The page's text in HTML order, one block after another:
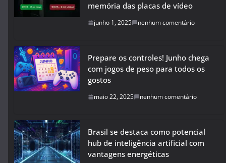
memória das placas de vídeo
junho 1, 2025 nenhum comentário
Prepare os controles! Junho chega
com jogos de peso para todos os
gostos
maio 22, 2025 nenhum comentário
Brasil se destaca como potencial
hub de inteligência artificial com
vantagens energéticas